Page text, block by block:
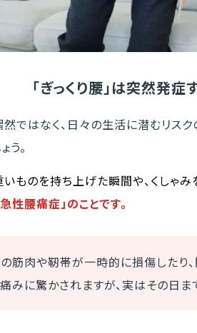
「ぎっくり腰」は突然発
ではなく、日々の生活に潜むリス
う。
重いものを持ち上げた瞬間や、くしゃ
性腰痛症」のことです。
の筋肉や靭帯が一時的に損傷したり
痛みに驚かされますが、実はその日